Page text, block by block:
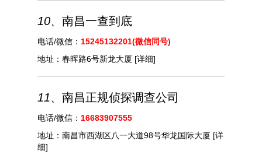
10、 南昌一查到底
电话/微信： 15245132201(微信同号)
地址： 春晖路6号新龙大厦 [详细]
11、 南昌正规侦探调查公司
电话/微信： 16683907555
地址： 南昌市西湖区八一大道98号华龙国际大厦 [详
细]